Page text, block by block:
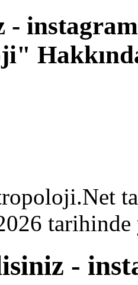
instagram
tarihinde
-